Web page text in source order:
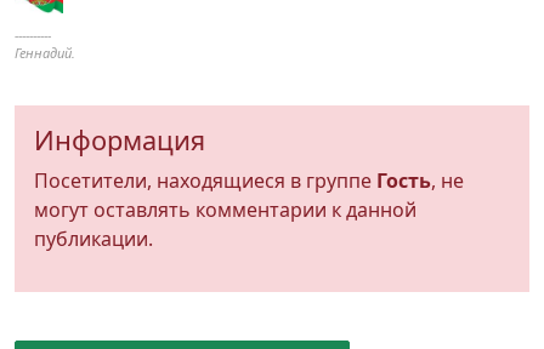
----------
Геннадий.
Информация
Посетители, находящиеся в группе Гость, не
могут оставлять комментарии к данной
публикации.